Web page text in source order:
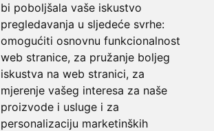
bi poboljšala vaše iskustvo
pregledavanja u sljedeće svrhe:
omogućiti osnovnu funkcionalnost
web stranice, za pružanje boljeg
iskustva na web stranici, za
mjerenje vašeg interesa za naše
proizvode i usluge i za
personalizaciju marketinških